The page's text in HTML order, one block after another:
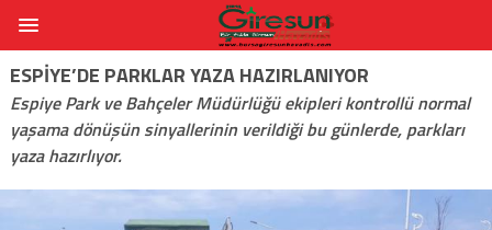
ESPIYE’DE PARKLAR YAZA HAZIRLANIYOR
Espiye Park ve Bahçeler Müdürlüğü ekipleri kontrollü normal
yaşama dönüşün sinyallerinin verildiği bu günlerde, parkları
yaza hazırlıyor.